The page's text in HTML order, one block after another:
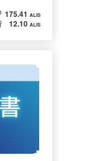
175.41 ALIS
12.10 ALIS